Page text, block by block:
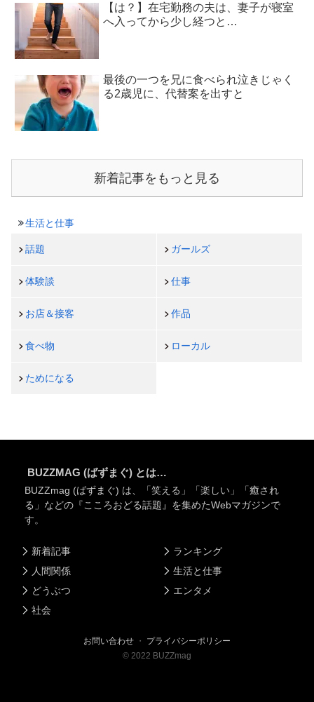
【は？】在宅勤務の夫は、妻子が寝室
へ入ってから少し経つと…
最後の一つを兄に食べられ泣きじゃく
る2歳児に、代替案を出すと
新着記事をもっと見る
生活と仕事
話題 ガールズ
体験談 仕事
お店＆接客 作品
食べ物 ローカル
ためになる
BUZZMAG (ばずまぐ) とは…
BUZZmag (ばずまぐ) は、「笑える」「楽しい」「癒され
る」などの『こころおどる話題』を集めたWebマガジンで
す。
新着記事
人間関係
どうぶつ
社会
ランキング
生活と仕事
エンタメ
お問い合わせ ・ プライバシーポリシー
© 2022 BUZZmag